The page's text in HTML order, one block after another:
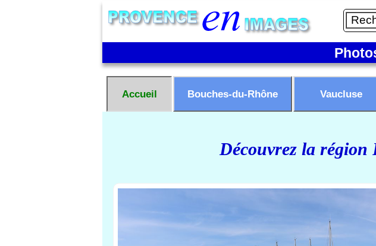
Accueil Bouches-du-Rhône Vaucluse
Découvrez la région